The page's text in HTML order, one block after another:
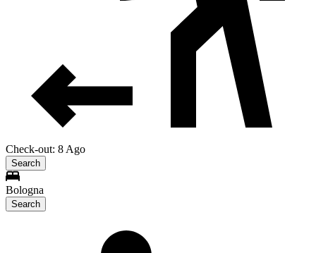
Check-out: 8 Ago
Search
Bologna
Search